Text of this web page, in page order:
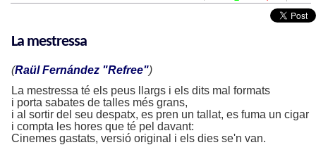
La mestressa
(Raül Fernández "Refree")
La mestressa té els peus llargs i els dits mal formats
i porta sabates de talles més grans,
i al sortir del seu despatx, es pren un tallat, es fuma un cigar
i compta les hores que té pel davant:
Cinemes gastats, versió original i els dies se'n van.